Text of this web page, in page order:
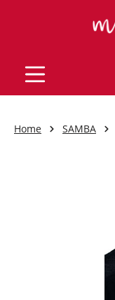
Home SAMBA